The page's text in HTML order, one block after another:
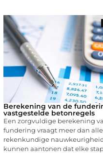
Berekening van de
vastgestelde betonregels
Een zorgvuldige berekening
fundering vraagt meer dan
rekenkundige
kunnen aantonen dat elke